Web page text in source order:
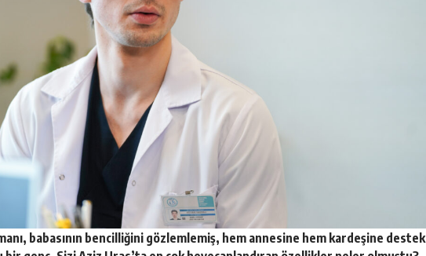
babasının bencilliğini gözlemlemiş, hem annesine hem kardeşine destek